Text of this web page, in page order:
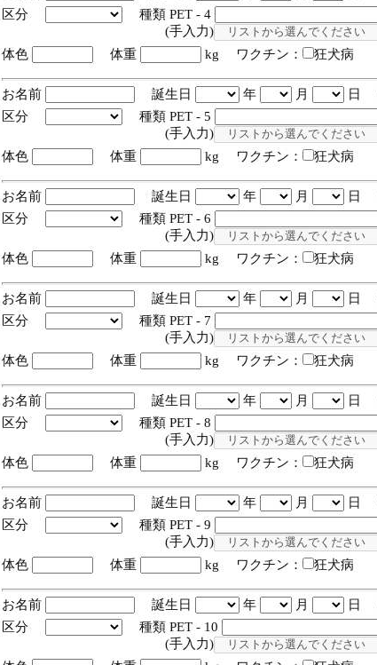
区分
種類 PET - 4
(手入力)
体色
体重 kg ワクチン： 狂犬病
お名前 誕生日 年 月
日
区分
種類 PET - 5
(手入力)
体色
体重 kg ワクチン： 狂犬病
お名前 誕生日 年 月
日
区分
種類 PET - 6
(手入力)
体色
体重 kg ワクチン： 狂犬病
お名前 誕生日 年 月
日
区分
種類 PET - 7
(手入力)
体色
体重 kg ワクチン： 狂犬病
お名前 誕生日 年 月
日
区分
種類 PET - 8
(手入力)
体色
体重 kg ワクチン： 狂犬病
お名前 誕生日 年 月
日
区分
種類 PET - 9
(手入力)
体色
体重 kg ワクチン： 狂犬病
お名前 誕生日 年 月
日
区分
種類 PET - 10
(手入力)